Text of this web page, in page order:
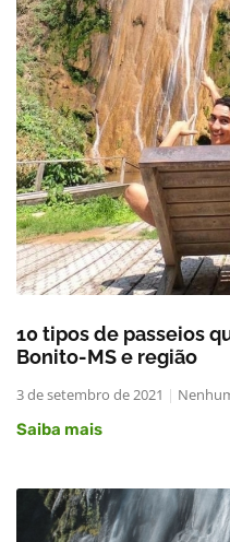
10 tipos de passeios
Bonito-MS e região
3 de setembro de 2021
Saiba mais